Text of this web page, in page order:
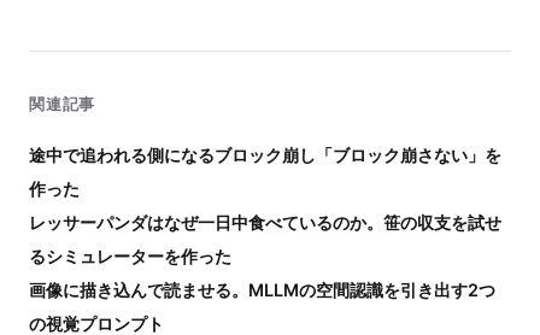
関連記事
途中で追われる側になるブロック崩し「ブロック崩さない」を
作った
レッサーパンダはなぜ一日中食べているのか。笹の収支を試せ
るシミュレーターを作った
画像に描き込んで読ませる。MLLMの空間認識を引き出す2つ
の視覚プロンプト